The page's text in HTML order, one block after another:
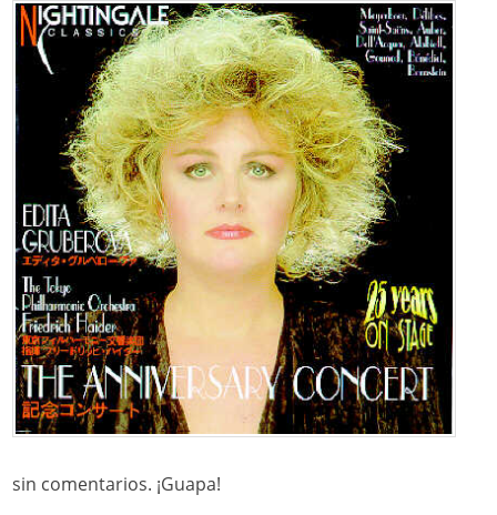
sin comentarios. ¡Guapa!